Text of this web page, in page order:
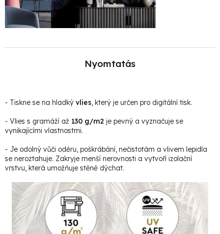
Nyomtatás
- Tiskne se na hladký vlies, který je určen pro digitální tisk.
- Vlies s gramáží až 130 g/m2 je pevný a vyznačuje se
vynikajícími vlastnostmi.
- Je odolný vůči oděru, poškrábání, nečistotám a vlivem lepidla
se neroztahuje. Zakryje menší nerovnosti a vytvoří izolační
vrstvu, která umožňuje stěně dýchat.